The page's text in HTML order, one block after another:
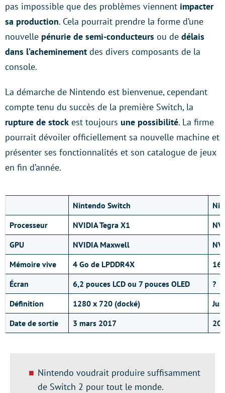
pas impossible que des problèmes viennent impacter
sa production. Cela pourrait prendre la forme d’une
nouvelle pénurie de semi-conducteurs ou de délais
dans l’acheminement des divers composants de la
console.
La démarche de Nintendo est bienvenue, cependant
compte tenu du succès de la première Switch, la
rupture de stock est toujours une possibilité. La firme
pourrait dévoiler officiellement sa nouvelle machine et
présenter ses fonctionnalités et son catalogue de jeux
en fin d’année.
Nintendo Switch
Processeur
NVIDIA Tegra X1
GPU
NVIDIA Maxwell
Mémoire vive
4 Go de LPDDR4X
16
Écran
6,2 pouces LCD ou 7 pouces OLED
?
Définition
1280 x 720 (docké)
Date de sortie
3 mars 2017
Nintendo voudrait produire suffisamment
de Switch 2 pour tout le monde.